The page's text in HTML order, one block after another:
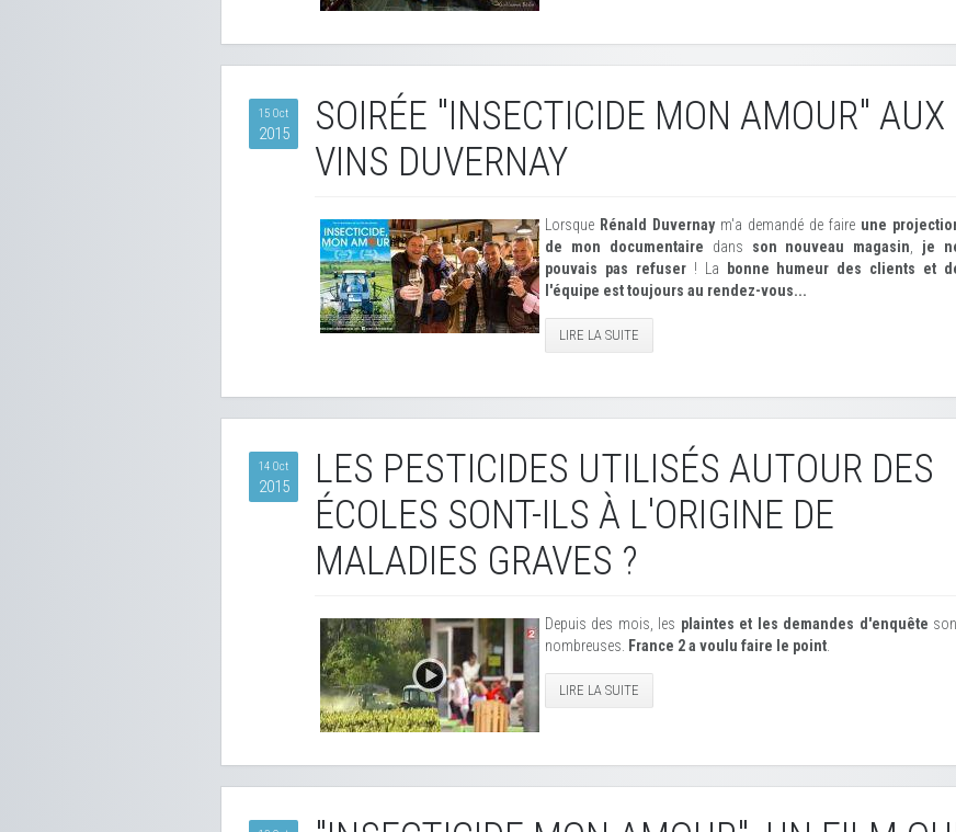
15 Oct
2015
SOIRÉE "INSECTICIDE MON AMOUR" AUX
VINS DUVERNAY
Lorsque Rénald Duvernaym'a demandé de faire une
de mon documentaire dans son nouveau magasin
je
pouvais pas refuser! La
bonne humeur des clients et
l'équipe est toujours au rendez-vous...
LIRE LA SUITE
14 Oct
2015
LES PESTICIDES UTILISÉS AUTOUR DES
ÉCOLES SONT-ILS À L'ORIGINE DE
MALADIES GRAVES ?
Depuis des mois, les plaintes et les demandes d'enquête
nombreuses.
France 2 a voulu faire le point
LIRE LA SUITE